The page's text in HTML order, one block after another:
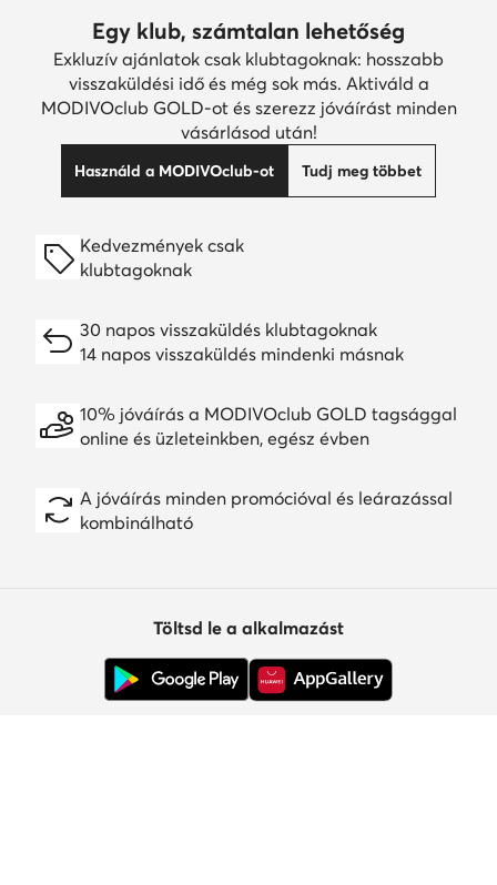
Egy klub, számtalan lehetőség
Exkluzív ajánlatok csak klubtagoknak: hosszabb
visszaküldési idő és még sok más. Aktiváld a
MODIVOclub GOLD-ot és szerezz jóváírást minden
vásárlásod után!
Használd a MODIVOclub-ot Tudj meg többet
Kedvezmények csak
klubtagoknak
30 napos visszaküldés klubtagoknak
14 napos visszaküldés mindenki másnak
10% jóváírás a MODIVOclub GOLD tagsággal
online és üzleteinkben, egész évben
A jóváírás minden promócióval és leárazással
kombinálható
Töltsd le a alkalmazást